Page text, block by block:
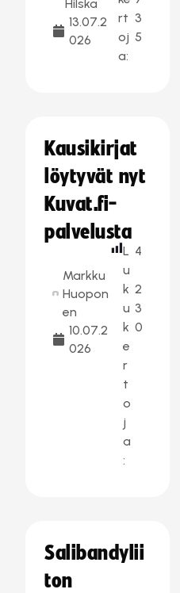
Hilska
13.07.2
026
rt
oj
a:
3
5
Kausikirjat
löytyvät nyt
Kuvat.fi-
palvelusta
Markku
Huopon
en
10.07.2
026
L
u
k
u
k
e
r
t
o
j
a
:
4
2
3
0
Salibandylii
ton